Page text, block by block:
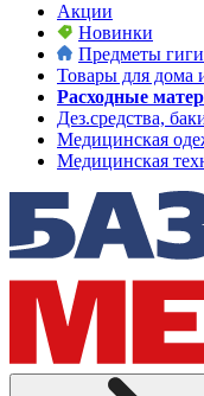
Акции
Новинки
Предметы
Товары для дома
Расходные
Дез.средства,
Медицинская
Медицинская